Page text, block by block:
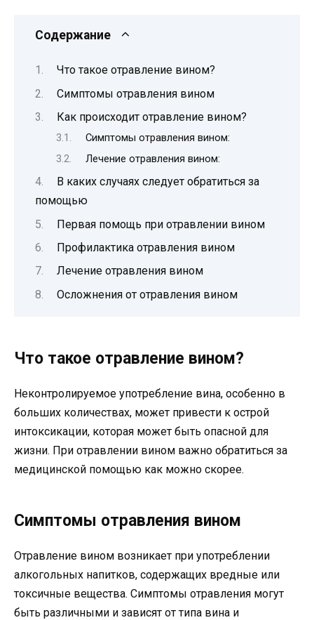
Содержание
Что такое отравление вином?
Симптомы отравления вином
Как происходит отравление вином?
Симптомы отравления вином:
Лечение отравления вином:
В каких случаях следует обратиться за
помощью
Первая помощь при отравлении вином
Профилактика отравления вином
Лечение отравления вином
Осложнения от отравления вином
Что такое отравление вином?
Неконтролируемое употребление вина, особенно в
больших количествах, может привести к острой
интоксикации, которая может быть опасной для
жизни. При отравлении вином важно обратиться за
медицинской помощью как можно скорее.
Симптомы отравления вином
Отравление вином возникает при употреблении
алкогольных напитков, содержащих вредные или
токсичные вещества. Симптомы отравления могут
быть различными и зависят от типа вина и